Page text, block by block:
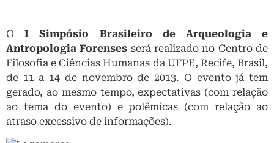
OI Simpósio Brasileiro de Arqueologia e
Antropologia Forenses será realizado no Centro de
Filosofia e Ciências Humanas da UFPE, Recife, Brasil,
de 11 a 14 de novembro de 2013. O evento já tem
gerado, ao mesmo tempo, expectativas (com relação
ao tema do evento) e polêmicas (com relação ao
atraso excessivo de informações).